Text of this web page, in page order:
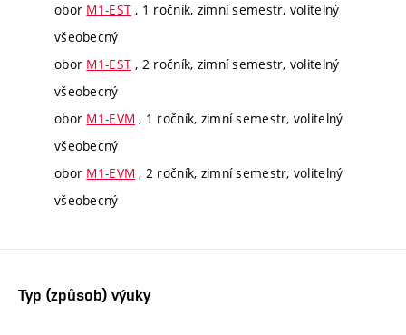
obor M1-EST , 1 ročník, zimní semestr, volitelný
všeobecný
obor M1-EST , 2 ročník, zimní semestr, volitelný
všeobecný
obor M1-EVM , 1 ročník, zimní semestr, volitelný
všeobecný
obor M1-EVM , 2 ročník, zimní semestr, volitelný
všeobecný
Typ (způsob) výuky